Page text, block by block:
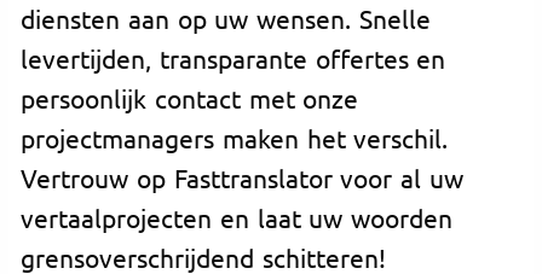
diensten aan op uw wensen. Snelle
levertijden, transparante offertes en
persoonlijk contact met onze
projectmanagers maken het verschil.
Vertrouw op Fasttranslator voor al uw
vertaalprojecten en laat uw woorden
grensoverschrijdend schitteren!